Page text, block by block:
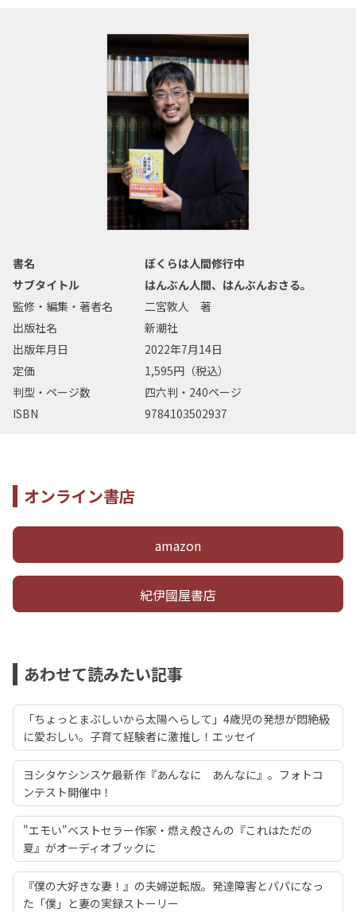
書名
ぼくらは人間修行中
サブタイトル
はんぶん人間、はんぶんおさる。
監修・編集・著者名
二宮敦人 著
出版社名
新潮社
出版年月日
2022年7月14日
定価
1,595円（税込）
判型・ページ数
四六判・240ページ
ISBN
9784103502937
オンライン書店
amazon
紀伊國屋書店
あわせて読みたい記事
「ちょっとまぶしいから太陽へらして」4歳児の発想が悶絶級
に愛おしい。子育て経験者に激推し！エッセイ
ヨシタケシンスケ最新作『あんなに あんなに』。フォトコ
ンテスト開催中！
"エモい"ベストセラー作家・燃え殻さんの『これはただの
夏』がオーディオブックに
『僕の大好きな妻！』の夫婦逆転版。発達障害とパパになっ
た「僕」と妻の実録ストーリー